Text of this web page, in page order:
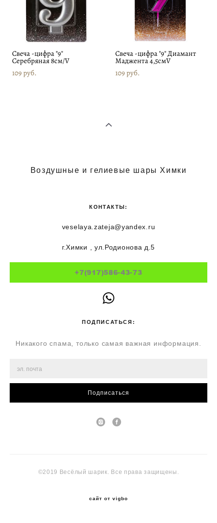
Свеча -цифра "9"
Серебряная 8см/V
109 pуб.
Свеча -цифра "9" Диамант
Маджента 4,5смV
109 pуб.
Воздушные и гелиевые шары Химки
КОНТАКТЫ:
veselaya.zateja@yandex.ru
г.Химки , ул.Родионова д.5
+7(917)586-43-73
ПОДПИСАТЬСЯ:
Никакого спама, только самая важная информация.
Подписаться
©2019 Весёлый шарик. Все права защищены.
сайт от vigbo